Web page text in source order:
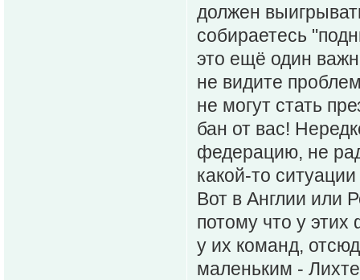
должен
собираетесь
это ещё один
не видите
не могут стать
бан от вас!
федерацию, не
какой-то
Вот в Англии или
потому что у
у их команд,
маленьким -